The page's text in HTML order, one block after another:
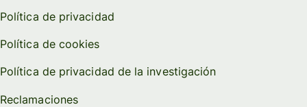
Política de privacidad
Política de cookies
Política de privacidad de la investigación
Reclamaciones